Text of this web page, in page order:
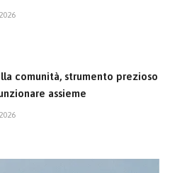
comunità, strumento prezioso
assieme